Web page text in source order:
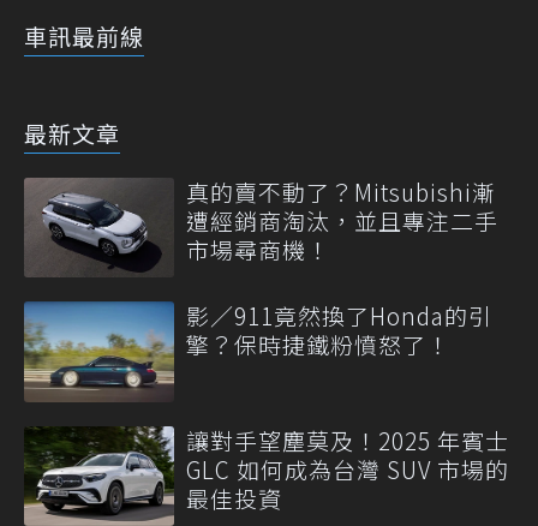
車訊最前線
最新文章
真的賣不動了？Mitsubishi漸
遭經銷商淘汰，並且專注二手
市場尋商機！
影／911竟然換了Honda的引
擎？保時捷鐵粉憤怒了！
讓對手望塵莫及！2025 年賓士
GLC 如何成為台灣 SUV 市場的
最佳投資